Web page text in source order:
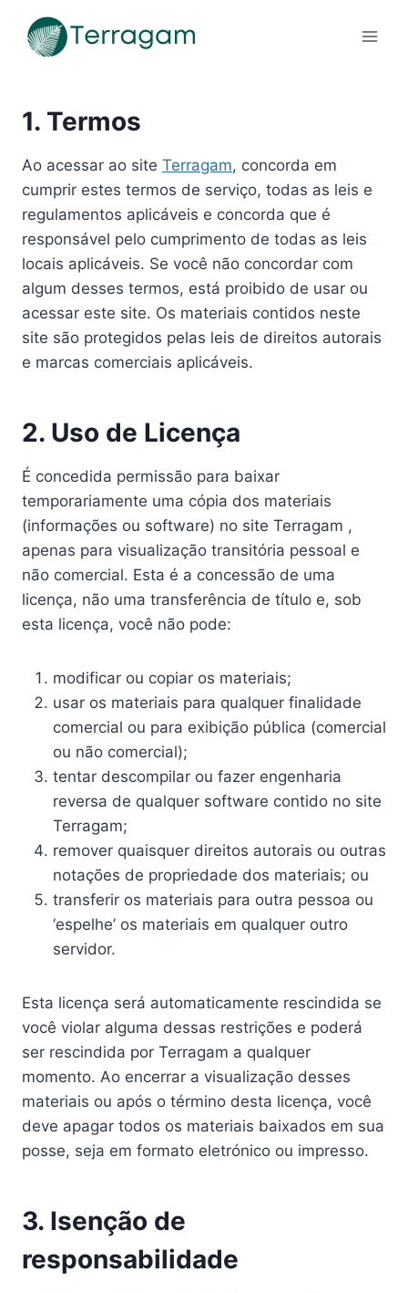
para
1. Termos
Ao acessar ao site Terragam, concorda em
cumprir estes termos de serviço, todas as leis e
regulamentos aplicáveis ​​e concorda que é
responsável pelo cumprimento de todas as leis
locais aplicáveis. Se você não concordar com
algum desses termos, está proibido de usar ou
acessar este site. Os materiais contidos neste
site são protegidos pelas leis de direitos autorais
e marcas comerciais aplicáveis.
2. Uso de Licença
É concedida permissão para baixar
temporariamente uma cópia dos materiais
(informações ou software) no site Terragam ,
apenas para visualização transitória pessoal e
não comercial. Esta é a concessão de uma
licença, não uma transferência de título e, sob
esta licença, você não pode:
modificar ou copiar os materiais;
usar os materiais para qualquer finalidade
comercial ou para exibição pública (comercial
ou não comercial);
tentar descompilar ou fazer engenharia
reversa de qualquer software contido no site
Terragam;
remover quaisquer direitos autorais ou outras
notações de propriedade dos materiais; ou
transferir os materiais para outra pessoa ou
‘espelhe’ os materiais em qualquer outro
servidor.
Esta licença será automaticamente rescindida se
você violar alguma dessas restrições e poderá
ser rescindida por Terragam a qualquer
momento. Ao encerrar a visualização desses
materiais ou após o término desta licença, você
deve apagar todos os materiais baixados em sua
posse, seja em formato eletrónico ou impresso.
3. Isenção de
responsabilidade